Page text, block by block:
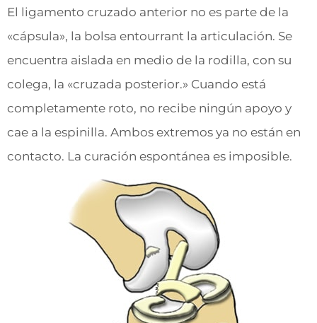
El ligamento cruzado anterior no es parte de la
«cápsula», la bolsa entourrant la articulación. Se
encuentra aislada en medio de la rodilla, con su
colega, la «cruzada posterior.» Cuando está
completamente roto, no recibe ningún apoyo y
cae a la espinilla. Ambos extremos ya no están en
contacto. La curación espontánea es imposible.